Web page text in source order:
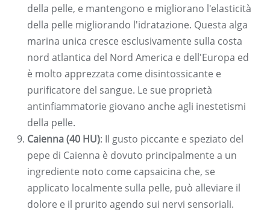
della pelle, e mantengono e migliorano l'elasticità
della pelle migliorando l'idratazione. Questa alga
marina unica cresce esclusivamente sulla costa
nord atlantica del Nord America e dell'Europa ed
è molto apprezzata come disintossicante e
purificatore del sangue. Le sue proprietà
antinfiammatorie giovano anche agli inestetismi
della pelle.
Caienna (40 HU): Il gusto piccante e speziato del
pepe di Caienna è dovuto principalmente a un
ingrediente noto come capsaicina che, se
applicato localmente sulla pelle, può alleviare il
dolore e il prurito agendo sui nervi sensoriali.